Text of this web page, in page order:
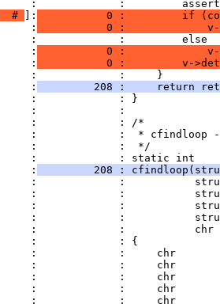
:             :
# ]:
0 :         if
:
0 :
:             :         else
:
0 :
:
0 :         v-
:             :     }
:
208 :     return
:             : }
:             :
:             : /*
:             :  * cfindloop
:             :  */
:             : static int
:
208 :
:             :
:             :
:             :
:             :
:             :
:             : {
:             :     chr
:             :     chr
:             :     chr
:             :     chr
:             :     chr